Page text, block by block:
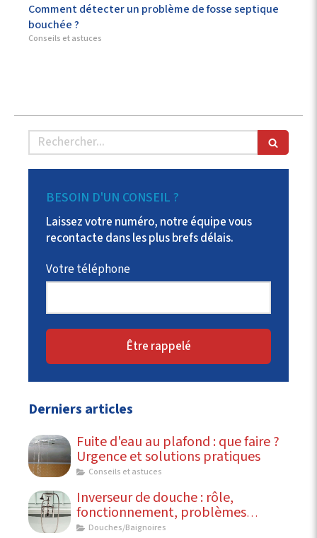
Comment détecter un problème de fosse septique
bouchée ?
Conseils et astuces
Rechercher
BESOIN D'UN CONSEIL ?
Laissez votre numéro, notre équipe vous
recontacte dans les plus brefs délais.
Votre téléphone
Être rappelé
Derniers articles
Fuite d'eau au plafond : que faire ?
Urgence et solutions pratiques
Conseils et astuces
Inverseur de douche : rôle,
fonctionnement, problèmes
courants
Douches/Baignoires